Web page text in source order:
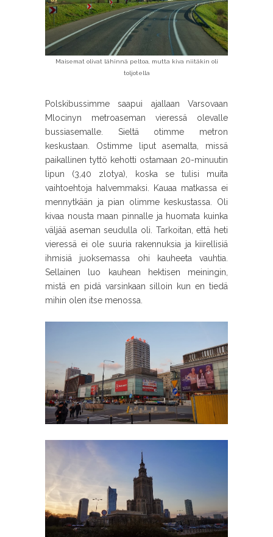
Maisemat olivat lähinnä peltoa, mutta kiva niitäkin oli
toljotella
Polskibussimme saapui ajallaan Varsovaan
Mlocinyn metroaseman vieressä olevalle
bussiasemalle. Sieltä otimme metron
keskustaan. Ostimme liput asemalta, missä
paikallinen tyttö kehotti ostamaan 20-minuutin
lipun (3,40 zlotya), koska se tulisi muita
vaihtoehtoja halvemmaksi. Kauaa matkassa ei
mennytkään ja pian olimme keskustassa. Oli
kivaa nousta maan pinnalle ja huomata kuinka
väljää aseman seudulla oli. Tarkoitan, että heti
vieressä ei ole suuria rakennuksia ja kiirellisiä
ihmisiä juoksemassa ohi kauheeta vauhtia.
Sellainen luo kauhean hektisen meiningin,
mistä en pidä varsinkaan silloin kun en tiedä
mihin olen itse menossa.